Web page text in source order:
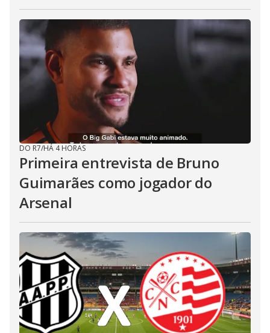
DO R7/HÁ 4 HORAS
Primeira entrevista de Bruno
Guimarães como jogador do
Arsenal